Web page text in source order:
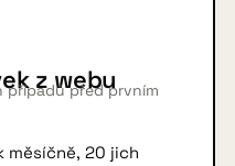
z webu
před prvním
měsíčně, 20 jich